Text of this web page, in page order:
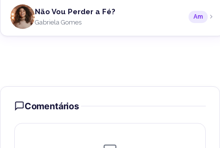
Não Vou Perder a Fé?
Gabriela Gomes
Am
Comentários